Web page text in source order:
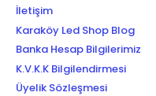
İletişim
Karaköy Led Shop Blog
Banka Hesap Bilgilerimiz
K.V.K.K Bilgilendirmesi
Üyelik Sözleşmesi